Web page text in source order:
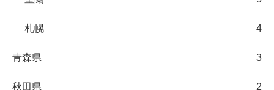
札幌 4
青森県 3
秋田県 2